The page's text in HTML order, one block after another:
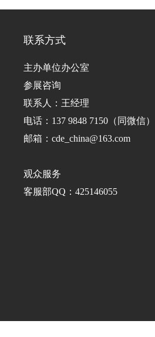
联系方式
主办单位办公室
参展咨询
联系人：王经理
电话：137 9848 7150（同微信）
邮箱：cde_china@163.com
观众服务
客服部QQ：425146055